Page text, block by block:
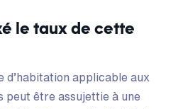
le taux de cette
d’habitation applicable aux
peut être assujettie à une